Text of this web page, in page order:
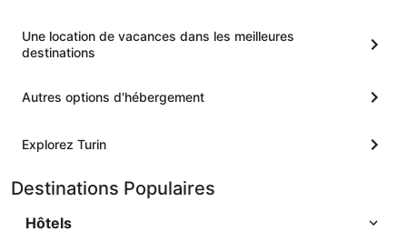
Une location de vacances dans les meilleures
destinations
Autres options d'hébergement
Explorez Turin
Destinations Populaires
Hôtels